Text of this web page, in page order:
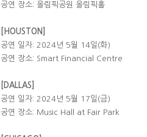
공연 장소: 올림픽공원 올림픽홀
[HOUSTON]
공연 일자: 2024년 5월 14일(화)
공연 장소: Smart Financial Centre
[DALLAS]
공연 일자: 2024년 5월 17일(금)
공연 장소: Music Hall at Fair Park